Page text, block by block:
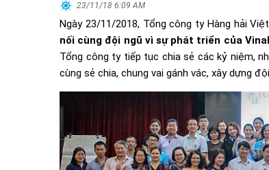
23/11/18 6:09 AM
Ngày 23/11/2018, Tổng công ty Hàng hải
nối cùng đội ngũ vì sự phát triển của
Tổng công ty tiếp tục chia sẻ các kỷ niệm,
cùng sẻ chia, chung vai gánh vác, xây dựng